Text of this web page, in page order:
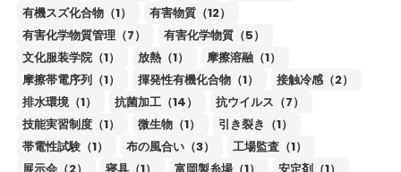
有機スズ化合物（1）
有害物質（12）
有害化学物質管理（7）
有害化学物質（5）
文化服装学院（1）
放熱（1）
摩擦溶融（1）
摩擦帯電序列（1）
揮発性有機化合物（1）
接触冷感（2）
排水環境（1）
抗菌加工（14）
抗ウイルス（7）
技能実習制度（1）
微生物（1）
引き裂き（1）
帯電性試験（1）
布の風合い（3）
工場監査（1）
展示会（2）
寝具（1） 富岡製糸場（1）
安定剤（1）